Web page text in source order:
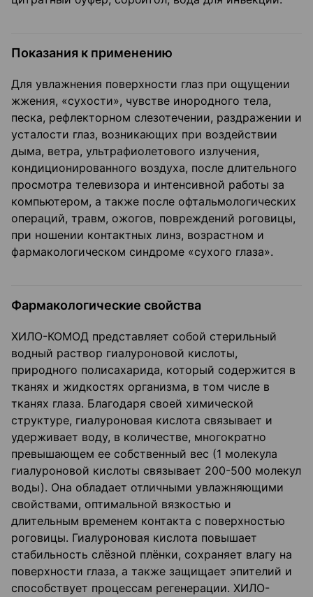
Показания к применению
Для увлажнения поверхности глаз при ощущении
жжения, «сухости», чувстве инородного тела,
песка, рефлектор­ном слезотечении, раздражении и
усталости глаз, возникающих при воздействии
дыма, ветра, ультрафиолетово­го излучения,
кондиционированного воздуха, после длительного
просмотра телевизора и интенсивной работы за
компьютером, а также после офтальмологических
операций, травм, ожогов, повреждений роговицы,
при ношении контактных линз, возрастном и
фармакологическом синдроме «сухого глаза».
Фармакологические свойства
ХИЛО-КОМОД представляет собой стерильный
водный раствор гиалуроновой кислоты,
природного полисахарида, который содержится в
тканях и жидкостях организма, в том числе в
тканях глаза. Благодаря своей химической
структуре, гиалуроновая кислота связывает и
удерживает воду, в количестве, многократно
превышающем ее собственный вес (1 молекула
гиалуроновой кислоты связывает 200-500 молекул
воды). Она обладает отличными увлажняющими
свойствами, оптимальной вязкостью и
длительным временем контакта с поверхностью
роговицы. Гиалуроновая кислота повышает
стабильность слёзной плёнки, сохраняет влагу на
поверхности глаза, а также защищает эпителий и
способствует процессам регенерации. ХИЛО-